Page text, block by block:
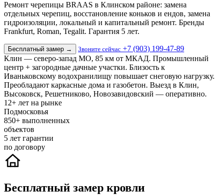
Ремонт черепицы BRAAS в Клинском районе: замена
отдельных черепиц, восстановление коньков и ендов, замена
гидроизоляции, локальный и капитальный ремонт. Бренды
Frankfurt, Roman, Tegalit. Гарантия 5 лет.
Бесплатный замер → Звоните сейчас +7 (903) 199-47-89
Клин — северо-запад МО, 85 км от МКАД. Промышленный
центр + загородные дачные участки. Близость к
Иваньковскому водохранилищу повышает снеговую нагрузку.
Преобладают каркасные дома и газобетон. Выезд в Клин,
Высоковск, Решетниково, Новозавидовский — оперативно.
12+ лет на рынке
Подмосковья
850+ выполненных
объектов
5 лет гарантии
по договору
Бесплатный замер кровли